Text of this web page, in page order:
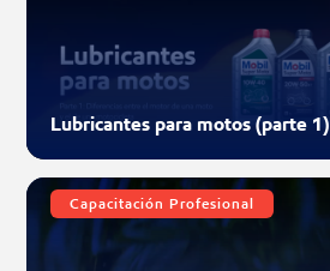
Lubricantes para motos (parte 1)
Capacitación Profesional